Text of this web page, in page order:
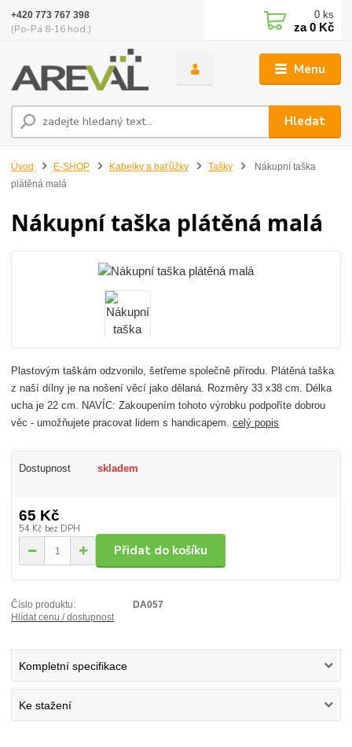
Menu
Hledat
+420 773 767 398
(Po-Pá 8-16 hod.)
0 ks
za0 Kč
Úvod E-SHOP Kabelky a baťůžky Tašky
Nákupní taška
plátěná malá
Nákupní taška plátěná malá
Plastovým taškám odzvonilo, šetřeme společně přírodu. Plátěná taška
z naší dílny je na nošení věcí jako dělaná. Rozměry 33 x38 cm. Délka
ucha je 22 cm. NAVÍC: Zakoupením tohoto výrobku podpoříte dobrou
věc - umožňujete pracovat lidem s handicapem.celý popis
Dostupnost skladem
65 Kč
54 Kč bez DPH
Přidat do košíku
Číslo produktu:
DA057
Hlídat cenu / dostupnost
Kompletní specifikace
Ke stažení